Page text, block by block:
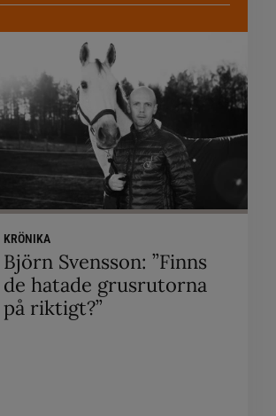
KRÖNIKA
Björn Svensson: ”Finns
de hatade grusrutorna
på riktigt?”